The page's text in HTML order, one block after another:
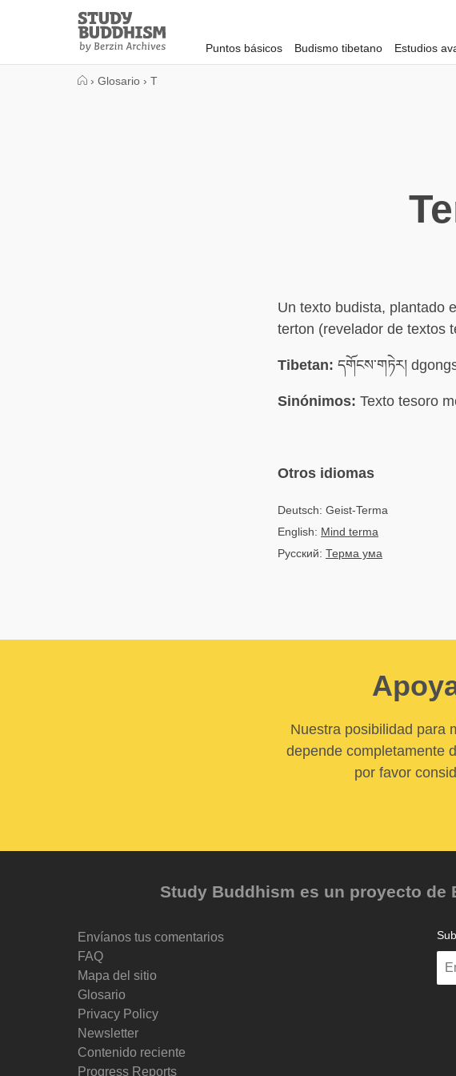
Study
Buddhism
Home
Puntos básicos Budismo tibetano Estudios
› Glosario › T
Un texto budista, plantado
terton (revelador de textos
Tibetan: དགོངས་གཏེར།
Sinónimos: Texto tesoro
Otros idiomas
Deutsch: Geist-Terma
English: Mind terma
Русский: Терма ума
Nuestra posibilidad para
depende completamente
por favor
Study Buddhism es un proyecto de
Envíanos tus comentarios
FAQ
Mapa del sitio
Glosario
Privacy Policy
Newsletter
Contenido reciente
Progress Reports